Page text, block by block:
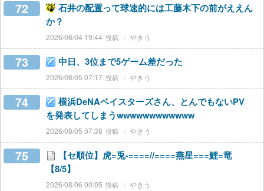
72
石井の配置って球速的には工藤木下の前がええん
か？
2026/08/04 19:44 やきう
73 中日、3位まで5ゲーム差だった
2026/08/05 07:17 やきう
74
横浜DeNAベイスターズさん、とんでもないPV
を発表してしまうwwwwwwwwwwww
2026/08/05 07:38 やきう
75
【セ順位】虎=兎-====//====燕星===鯉=竜
【8/5】
2026/08/06 00:05 やきう